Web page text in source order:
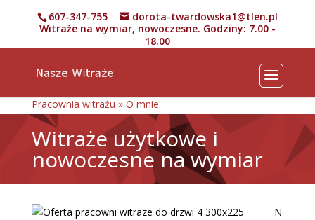
607-347-755
dorota-twardowska1@tlen.pl
Witraże na wymiar, nowoczesne. Godziny: 7.00 -
18.00
Pracownia witrażu » O mnie
Witraże użytkowe i
nowoczesne na wymiar
N